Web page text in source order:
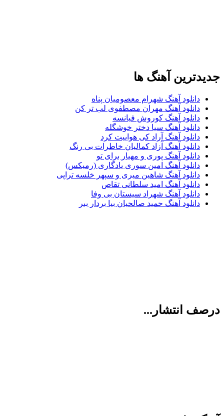
جدیدترین آهنگ ها
دانلود آهنگ شهرام معصومیان پناه
دانلود آهنگ مهران مصطفوی لب تر کن
دانلود آهنگ کوروش فیانسه
دانلود آهنگ سیا دختر خوشگله
دانلود آهنگ آراد کی هواییت کرد
دانلود آهنگ آزاد کمالیان خاطرات بی رنگ
دانلود آهنگ پوری و مهیار برای تو
دانلود آهنگ امین سوری یادگاری (رمیکس)
دانلود آهنگ شاهین میری و سپهر خلسه تراپی
دانلود آهنگ امید سلطانی تقاص
دانلود آهنگ شهراد سیستان بی وفا
دانلود آهنگ حمید صالحیان بیا بردار ببر
درصف انتشار...